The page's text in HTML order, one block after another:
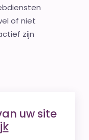
of niet
zijn
uw site